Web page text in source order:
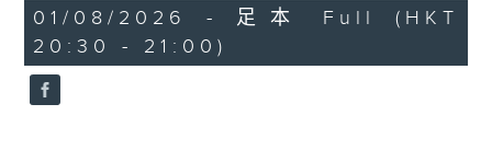
23
minutes,
44
seconds
01/08/2026 - 足本 Full (HKT
20:30 - 21:00)